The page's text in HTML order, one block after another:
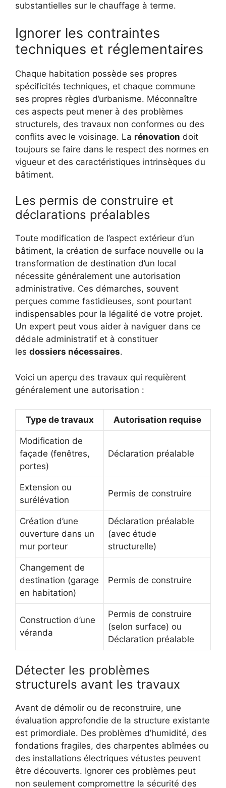
substantielles sur le chauffage à terme.
Ignorer les contraintes
techniques et réglementaires
Chaque habitation possède ses propres
spécificités techniques, et chaque commune
ses propres règles d’urbanisme. Méconnaître
ces aspects peut mener à des problèmes
structurels, des travaux non conformes ou des
conflits avec le voisinage. La rénovation doit
toujours se faire dans le respect des normes en
vigueur et des caractéristiques intrinsèques du
bâtiment.
Les permis de construire et
déclarations préalables
Toute modification de l’aspect extérieur d’un
bâtiment, la création de surface nouvelle ou la
transformation de destination d’un local
nécessite généralement une autorisation
administrative. Ces démarches, souvent
perçues comme fastidieuses, sont pourtant
indispensables pour la légalité de votre projet.
Un expert peut vous aider à naviguer dans ce
dédale administratif et à constituer
les dossiers nécessaires.
Voici un aperçu des travaux qui requièrent
généralement une autorisation :
Type de travaux Autorisation requise
Modification de
façade (fenêtres,
portes)
Déclaration préalable
Extension ou
surélévation
Permis de construire
Création d’une
ouverture dans un
mur porteur
Déclaration préalable
(avec étude
structurelle)
Changement de
destination (garage
en habitation)
Permis de construire
Construction d’une
véranda
Permis de construire
(selon surface) ou
Déclaration préalable
Détecter les problèmes
structurels avant les travaux
Avant de démolir ou de reconstruire, une
évaluation approfondie de la structure existante
est primordiale. Des problèmes d’humidité, des
fondations fragiles, des charpentes abîmées ou
des installations électriques vétustes peuvent
être découverts. Ignorer ces problèmes peut
non seulement compromettre la sécurité des